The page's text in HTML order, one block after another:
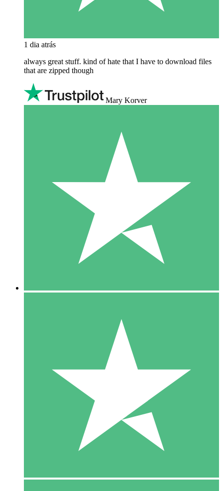
1 dia atrás
always great stuff. kind of hate that I have to download files
that are zipped though
Mary Korver